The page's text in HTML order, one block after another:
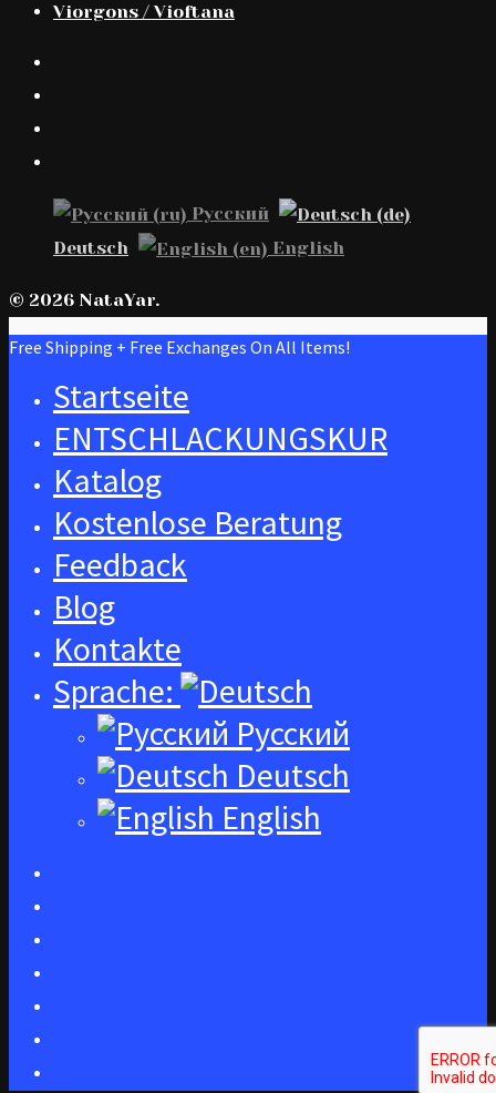
Viorgons / Vioftana
Русский
Deutsch
English
© 2026 NataYar.
Free Shipping + Free Exchanges On All Items!
Startseite
ENTSCHLACKUNGSKUR
Katalog
Kostenlose Beratung
Feedback
Blog
Kontakte
Sprache:
Русский
Deutsch
English